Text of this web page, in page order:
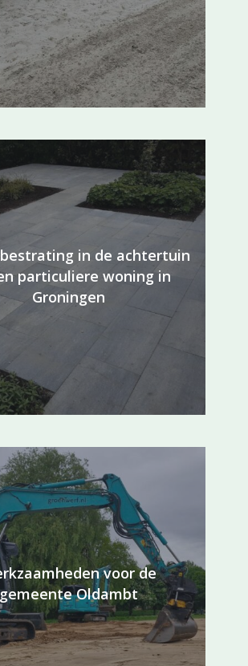
in de achtertuin
particuliere woning in
Groningen
voor de
Oldambt